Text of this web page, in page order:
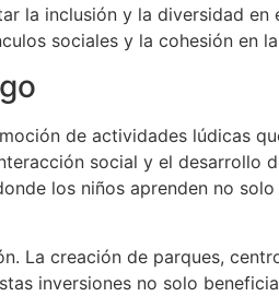
la inclusión y la diversidad en
sociales y la cohesión en
de actividades lúdicas
social y el desarrollo
los niños aprenden no
La creación de parques,
inversiones no solo